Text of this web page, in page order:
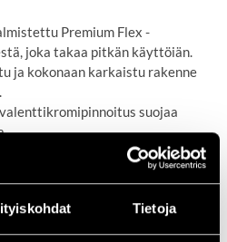
Tietoja
Premium Flex -
joka takaa pitkän käyttöiän.
ja kokonaan karkaistu rakenne
suojaa
24-hampainen järjestelmä